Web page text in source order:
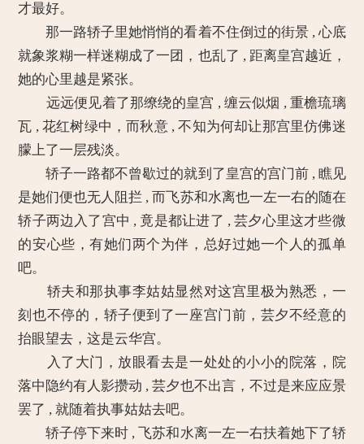
才最好。
那一路轿子里她悄悄的看着不住倒过的街景 , 心底
就象浆糊一样迷糊成了一团，也乱了 , 距离皇宫越近，
她的心里越是紧张。
远远便见着了那缭绕的皇宫 , 缠云似烟 , 重檐琉璃
瓦 , 花红树绿中，而秋意 , 不知为何却让那宫里仿佛迷
朦上了一层残淡。
轿子一路都不曾歇过的就到了皇宫的宫门前 , 瞧见
是她们便也无人阻拦 , 而飞苏和水离也一左一右的随在
轿子两边入了宫中 , 竟是都让进了 , 芸夕心里这才些微
的安心些，有她们两个为伴，总好过她一个人的孤单
吧。
轿夫和那执事李姑姑显然对这宫里极为熟悉，一
刻也不停的，轿子便到了一座宫门前，芸夕不经意的
抬眼望去，这是云华宫。
入了大门，放眼看去是一处处的小小的院落，院
落中隐约有人影攒动 , 芸夕也不出言，不过是来应应景
罢了 , 就随着执事姑姑去吧。
轿子停下来时 , 飞苏和水离一左一右扶着她下了轿